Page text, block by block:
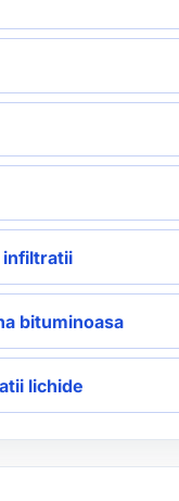
infiltratii
bituminoasa
lichide